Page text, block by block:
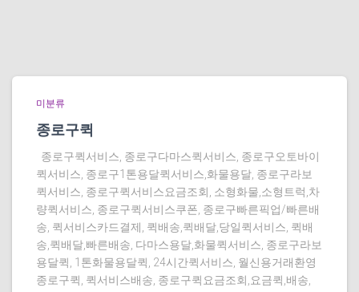
미분류
종로구퀵
종로구퀵서비스, 종로구다마스퀵서비스, 종로구오토바이
퀵서비스, 종로구1톤용달퀵서비스,화물용달, 종로구라보
퀵서비스, 종로구퀵서비스요금조회, 소형화물,소형트럭,차
량퀵서비스, 종로구퀵서비스쿠폰, 종로구빠른픽업/빠른배
송, 퀵서비스카드결제, 퀵배송,퀵배달,당일퀵서비스, 퀵배
송,퀵배달,빠른배송, 다마스용달,화물퀵서비스, 종로구라보
용달퀵, 1톤화물용달퀵, 24시간퀵서비스, 월신용거래환영
종로구퀵, 퀵서비스배송, 종로구퀵요금조회,요금퀵,배송,